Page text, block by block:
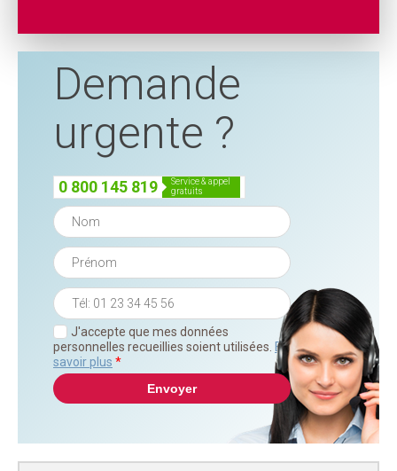
Demande
urgente ?
0 800 145 819
service & appel
gratuits
J'accepte que mes données
personnelles recueillies soient utilisées. En
savoir plus *